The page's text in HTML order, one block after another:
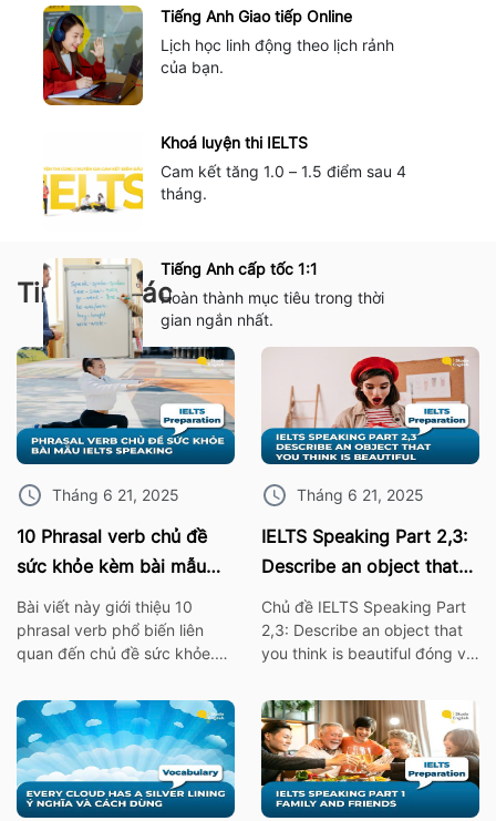
Tiếng Anh Giao tiếp Online
Lịch học linh động theo lịch rảnh
của bạn.
Khoá luyện thi IELTS
Cam kết tăng 1.0 – 1.5 điểm sau 4
tháng.
Tiếng Anh cấp tốc 1:1
Hoàn thành mục tiêu trong thời
gian ngắn nhất.
Tin tức khác
Tháng 6 21, 2025
10 Phrasal verb chủ đề
sức khỏe kèm bài mẫu
IELTS Speaking
Bài viết này giới thiệu 10
phrasal verb phổ biến liên
quan đến chủ đề sức khỏe.
giúp bạn mở rộng vốn từ
vựng mà còn rất hữu ích khi
áp dụng trong bài thi nói
IELTS Speaking. I. 10 Phrasal
verb chủ đề sức khỏe Burn
out – […]
Tháng 6 21, 2025
IELTS Speaking Part 2,3:
Describe an object that
you think is beautiful
Chủ đề IELTS Speaking Part
2,3: Describe an object that
you think is beautiful đóng vai
IELTS. Vì thế hãy cùng ISE tìm
hiểu các từ vựng thông dụng
nhất, cùng với bài mẫu về chủ
đề này nhé! 1. Bài mẫu IELTS
Speaking Part 2: Describe an
object […]